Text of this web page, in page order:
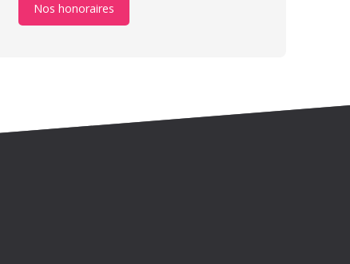
Nos honoraires